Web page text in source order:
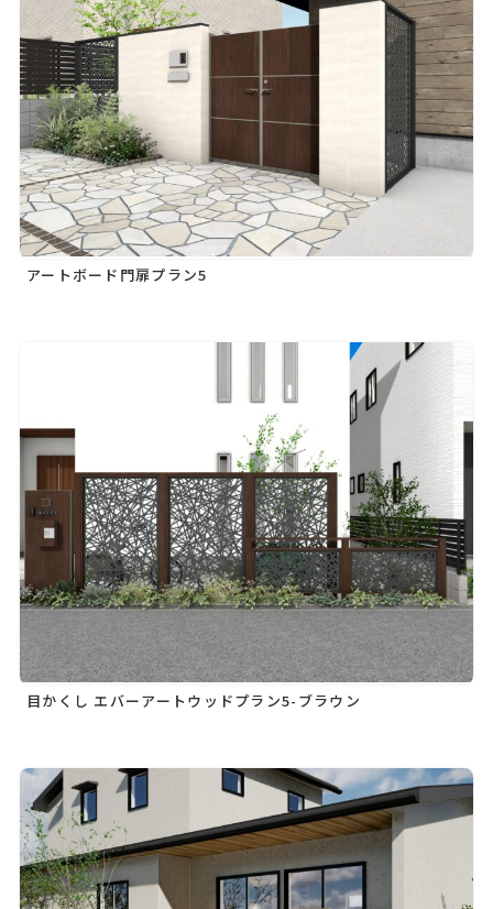
アートボード門扉プラン5
目かくし エバーアートウッドプラン5-ブラウン